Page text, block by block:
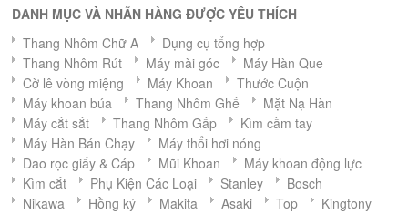
DANH MỤC VÀ NHÃN HÀNG ĐƯỢC YÊU THÍCH
Thang Nhôm Chữ A
Dụng cụ tổng hợp
Thang Nhôm Rút
Máy mài góc
Máy Hàn Que
Cờ lê vòng miệng
Máy Khoan
Thước Cuộn
Máy khoan búa
Thang Nhôm Ghế
Mặt Nạ Hàn
Máy cắt sắt
Thang Nhôm Gấp
Kìm cầm tay
Máy Hàn Bán Chạy
Máy thổi hơi nóng
Dao rọc giấy & Cáp
Mũi Khoan
Máy khoan động lực
Kìm cắt
Phụ Kiện Các Loại Stanley
Bosch
Nikawa
Hồng ký Makita Asaki Top Kingtony